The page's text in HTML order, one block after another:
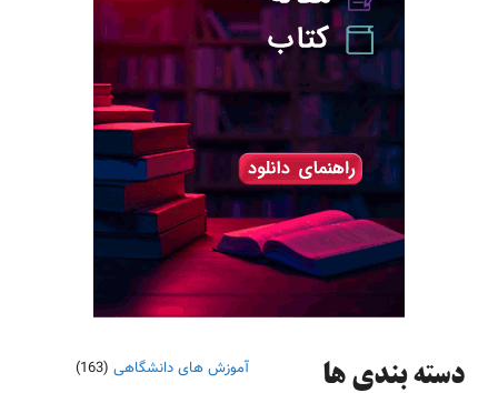
دسته‌ بندی ها آموزش های دانشگاهی (163)